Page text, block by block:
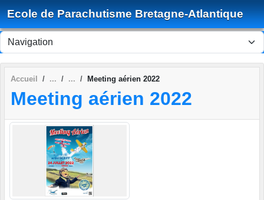
Ecole de Parachutisme Bretagne-Atlantique
Accueil Meeting aérien 2022
Meeting aérien 2022